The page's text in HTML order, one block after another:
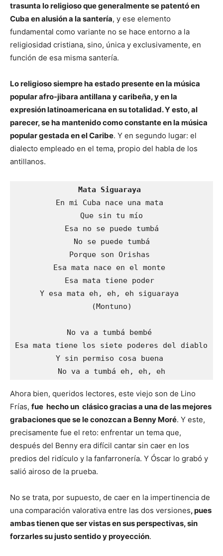
trasunta lo religioso que generalmente se patentó en
Cuba en alusión a la santería, y ese elemento
fundamental como variante no se hace entorno a la
religiosidad cristiana, sino, única y exclusivamente, en
función de esa misma santería.
Lo religioso siempre ha estado presente en la música
popular afro-jibara antillana y caribeña, y en la
expresión latinoamericana en su totalidad. Y esto, al
parecer, se ha mantenido como constante en la música
popular gestada en el Caribe. Y en segundo lugar: el
dialecto empleado en el tema, propio del habla de los
antillanos.
Mata Siguaraya
En mi Cuba nace una mata
Que sin tu mío
Esa no se puede tumbá
No se puede tumbá
Porque son Orishas
Esa mata nace en el monte
Esa mata tiene poder
Y esa mata eh, eh, eh siguaraya
(Montuno)
No va a tumbá bembé
Y sin permiso cosa buena
No va a tumbá eh, eh, eh
Ahora bien, queridos lectores, este viejo son de Lino
Frías, fue hecho un clásico gracias a una de las mejores
grabaciones que se le conozcan a Benny Moré. Y este,
precisamente fue el reto: enfrentar un tema que,
después del Benny era difícil cantar sin caer en los
predios del ridículo y la fanfarronería. Y Óscar lo grabó y
salió airoso de la prueba.
No se trata, por supuesto, de caer en la impertinencia de
una comparación valorativa entre las dos versiones, pues
ambas tienen que ser vistas en sus perspectivas, sin
forzarles su justo sentido y proyección.